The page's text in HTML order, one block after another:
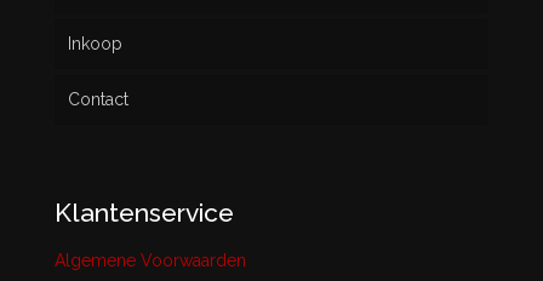
Inkoop
Contact
Klantenservice
Algemene Voorwaarden